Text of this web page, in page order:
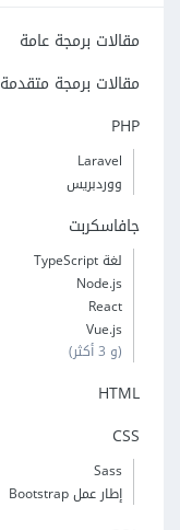
مقالات برمجة عامة
مقالات برمجة متقدمة
PHP
Laravel
ووردبريس
جافاسكربت
لغة TypeScript
Node.js
React
Vue.js
(و 3 أكثر)
HTML
CSS
Sass
إطار عمل Bootstrap